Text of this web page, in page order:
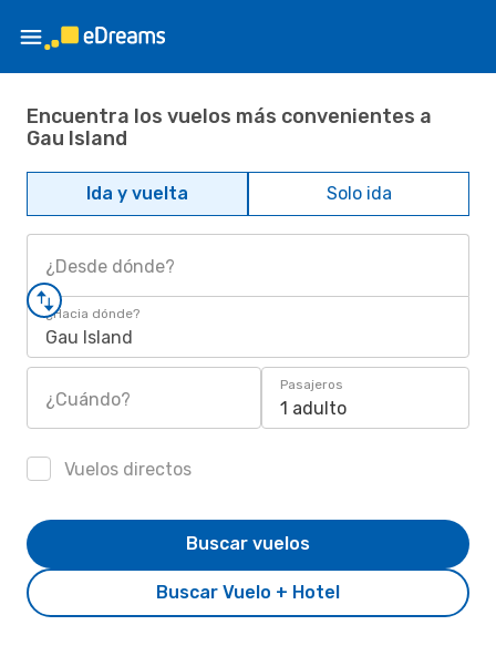
Encuentra los vuelos más convenientes a
Gau Island
Ida y vuelta Solo ida
¿Desde dónde?
¿Hacia dónde?
Gau Island
¿Cuándo?
Pasajeros
1 adulto
Vuelos directos
Buscar Vuelo + Hotel
Buscar vuelos